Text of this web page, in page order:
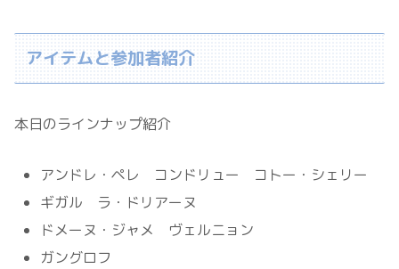
アイテムと参加者紹介
本日のラインナップ紹介
アンドレ・ペレ コンドリュー コトー・シェリー
ギガル ラ・ドリアーヌ
ドメーヌ・ジャメ ヴェルニョン
ガングロフ